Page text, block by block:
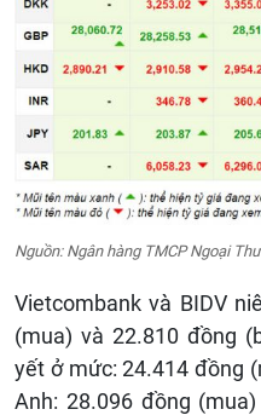
Nguồn: Ngân hàng TMCP Ngoại
Vietcombank và BIDV
(mua) và 22.810 đồng
yết ở mức: 24.414 đồng
Anh: 28.096 đồng